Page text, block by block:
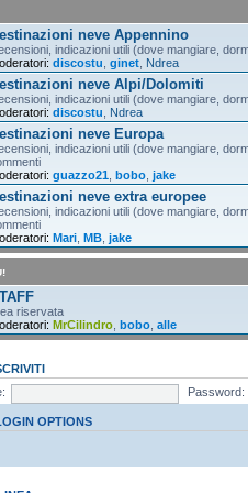
neve Appennino
indicazioni utili (dove mangiare,
discostu ginet Ndrea
neve Alpi/Dolomiti
indicazioni utili (dove mangiare,
discostu Ndrea
neve Europa
indicazioni utili (dove mangiare,
guazzo21 bobo jake
neve extra europee
indicazioni utili (dove mangiare,
Mari MB jake
riservata
MrCilindro bobo alle
Password:
OPTIONS